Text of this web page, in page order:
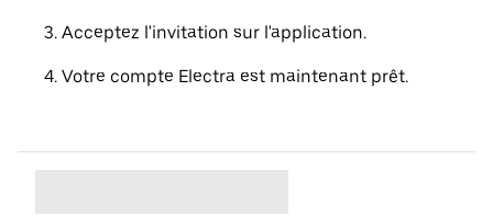
Acceptez l'invitation sur l'application.
Votre compte Electra est maintenant prêt.